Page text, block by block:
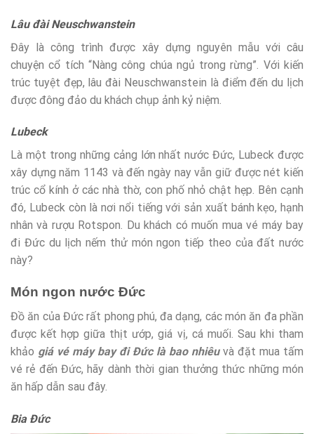
Lâu đài Neuschwanstein
Đây là công trình được xây dựng nguyên mẫu với câu
chuyện cổ tích “Nàng công chúa ngủ trong rừng”. Với kiến
trúc tuyệt đẹp, lâu đài Neuschwanstein là điểm đến du lịch
được đông đảo du khách chụp ảnh kỷ niệm.
Lubeck
Là một trong những cảng lớn nhất nước Đức, Lubeck được
xây dựng năm 1143 và đến ngày nay vẫn giữ được nét kiến
trúc cổ kính ở các nhà thờ, con phố nhỏ chật hẹp. Bên cạnh
đó, Lubeck còn là nơi nổi tiếng với sản xuất bánh kẹo, hạnh
nhân và rượu Rotspon. Du khách có muốn mua vé máy bay
đi Đức du lịch nếm thử món ngon tiếp theo của đất nước
này?
Món ngon nước Đức
Đồ ăn của Đức rất phong phú, đa dạng, các món ăn đa phần
được kết hợp giữa thịt ướp, giá vị, cá muối. Sau khi tham
khảo giá vé máy bay đi Đức là bao nhiêuvà đặt mua tấm
vé rẻ đến Đức, hãy dành thời gian thưởng thức những món
ăn hấp dẫn sau đây.
Bia Đức